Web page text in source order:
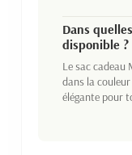
Dans
disponible ?
Le sac cadeau
dans la couleur
élégante pour